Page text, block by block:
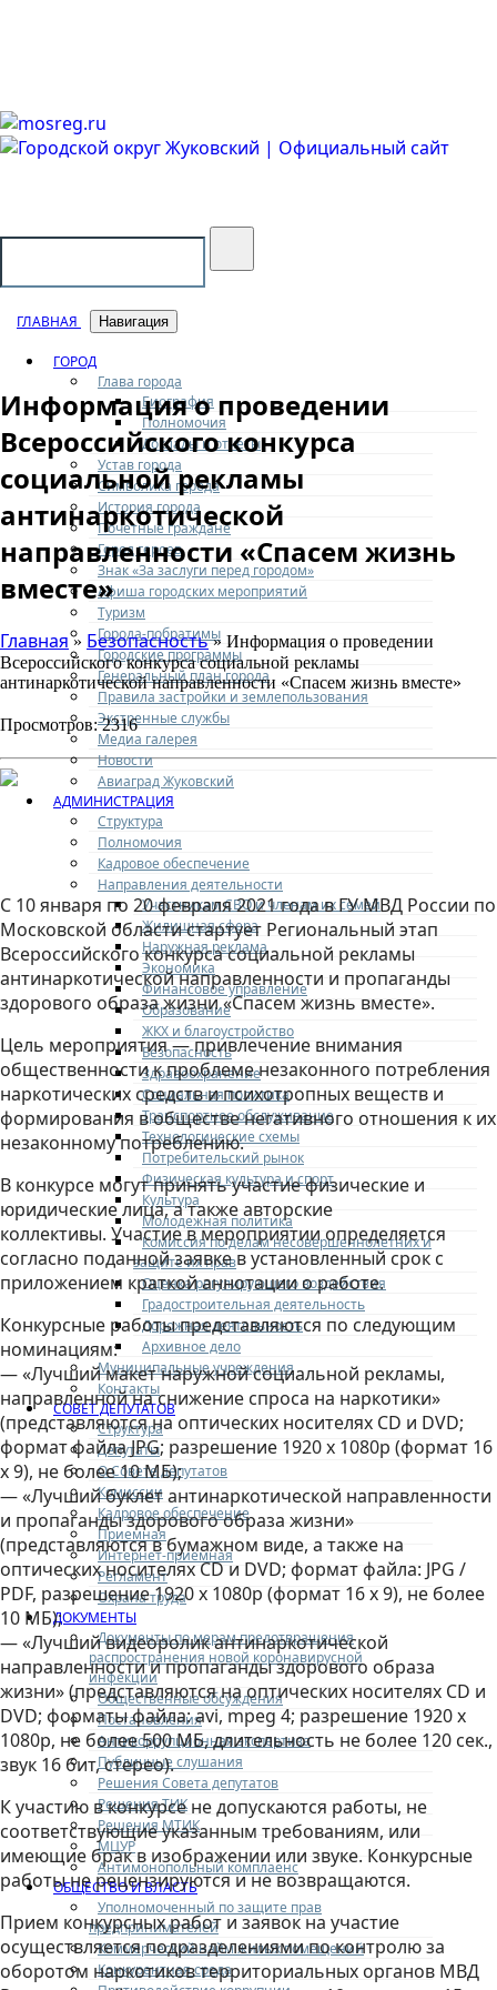
ГЛАВНАЯ Навигация
ГОРОД
Глава города
Биография
Полномочия
Доклады и отчеты
Устав города
Символика города
История города
Почетные граждане
Город героев
Знак «За заслуги перед городом»
Афиша городских мероприятий
Туризм
Города-побратимы
Городские программы
Генеральный план города
Правила застройки и землепользования
Экстренные службы
Медиа галерея
Новости
Авиаград Жуковский
АДМИНИСТРАЦИЯ
Структура
Полномочия
Кадровое обеспечение
Направления деятельности
Участникам СВО и членам их семей
Жилищная сфера
Наружная реклама
Экономика
Финансовое управление
Образование
ЖКХ и благоустройство
Безопасность
Здравоохранение
Социальная политика
Транспортное обслуживание
Технологические схемы
Потребительский рынок
Физическая культура и спорт
Культура
Молодежная политика
Комиссия по делам несовершеннолетних и
защите их прав
Оценка регулирующего воздействия
Градостроительная деятельность
Дорожная деятельность
Архивное дело
Муниципальные учреждения
Контакты
СОВЕТ ДЕПУТАТОВ
Структура
Депутаты
О Совете депутатов
Комиссии
Кадровое обеспечение
Приемная
Интернет-приемная
Регламент
Охрана труда
ДОКУМЕНТЫ
Документы по мерам предотвращения
распространения новой коронавирусной
инфекции
Общественные обсуждения
Постановления
Антикоррупционная экспертиза
Публичные слушания
Решения Совета депутатов
Решения ТИК
Решения МТИК
МЦУР
Антимонопольный комплаенс
ОБЩЕСТВО И ВЛАСТЬ
Уполномоченный по защите прав
предпринимателей
Коммерческий найм жилых помещений
Конкурентная среда
Информация о проведении
Всероссийского конкурса
социальной рекламы
антинаркотической
направленности «Спасем жизнь
вместе»
Главная» Безопасность» Информация о проведении
Всероссийского конкурса социальной рекламы
антинаркотической направленности «Спасем жизнь вместе»
Просмотров: 2316
С 10 января по 20 февраля 2021 года в ГУ МВД России по
Московской области стартует Региональный этап
Всероссийского конкурса социальной рекламы
антинаркотической направленности и пропаганды
здорового образа жизни «Спасем жизнь вместе».
Цель мероприятия — привлечение внимания
общественности к проблеме незаконного потребления
наркотических средств и психотропных веществ и
формирования в обществе негативного отношения к их
незаконному потреблению.
В конкурсе могут принять участие физические и
юридические лица, а также авторские
коллективы. Участие в мероприятии определяется
согласно поданной заявке в установленный срок с
приложением краткой аннотации о работе.
Конкурсные работы представляются по следующим
номинациям:
— «Лучший макет наружной социальной рекламы,
направленной на снижение спроса на наркотики»
(представляются на оптических носителях CD и DVD;
формат файла JPG; разрешение 1920 х 1080р (формат 16
х 9), не более 10 МБ);
— «Лучший буклет антинаркотической направленности
и пропаганды здорового образа жизни»
(представляются в бумажном виде, а также на
оптических носителях CD и DVD; формат файла: JPG /
PDF, разрешение 1920 х 1080р (формат 16 х 9), не более
10 МБ);
— «Лучший видеоролик антинаркотической
направленности и пропаганды здорового образа
жизни» (представляются на оптических носителях CD и
DVD; форматы файла: avi, mpeg 4; разрешение 1920 х
1080р, не более 500 МБ, длительность не более 120 сек.,
звук 16 бит, стерео).
К участию в конкурсе не допускаются работы, не
соответствующие указанным требованиям, или
имеющие брак в изображении или звуке. Конкурсные
работы не рецензируются и не возвращаются.
Прием конкурсных работ и заявок на участие
осуществляется подразделениями по контролю за
оборотом наркотиков территориальных органов МВД